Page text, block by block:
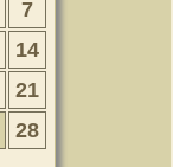
7
14
21
28